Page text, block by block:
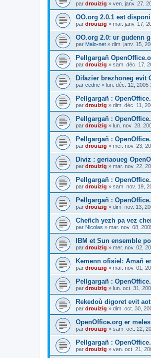
par drouizig » ven. janv. 27,
OO.org 2.0.1 est
par drouizig » mar. janv. 17,
OO.org 2.0: ur gudenn
par Malo-net » dim. janv. 15,
Pellgargañ
par drouizig » sam. déc. 17,
Difazier brezhoneg evit
par cedric » lun. déc. 12, 2005
Pellgargañ :
par drouizig » dim. déc. 11,
Pellgargañ :
par drouizig » lun. nov. 28,
Pellgargañ :
par drouizig » mer. nov. 23,
Diviz : geriaoueg
par drouizig » mar. nov. 22,
Pellgargañ :
par drouizig » sam. nov. 19,
Pellgargañ :
par drouizig » dim. nov. 13,
Cheñch yezh pa vez
par Nicolas » mar. nov. 08,
IBM et Sun ensemble
par drouizig » mer. nov. 02,
Kemenn ofisiel: Amañ
par drouizig » mar. nov. 01,
Pellgargañ :
par drouizig » lun. oct. 31,
Rekedoù digoret evit
par drouizig » dim. oct. 30,
OpenOffice.org er
par drouizig » sam. oct. 22,
Pellgargañ :
par drouizig » ven. oct. 21,